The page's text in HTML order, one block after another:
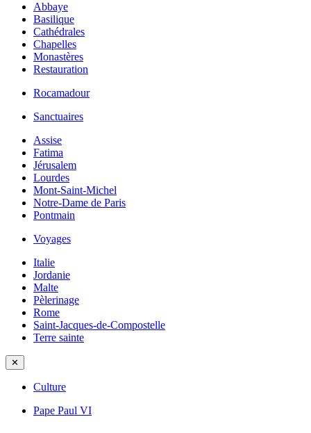
Abbaye
Basilique
Cathédrales
Chapelles
Monastères
Restauration
Rocamadour
Sanctuaires
Assise
Fatima
Jérusalem
Lourdes
Mont-Saint-Michel
Notre-Dame de Paris
Pontmain
Voyages
Italie
Jordanie
Malte
Pèlerinage
Rome
Saint-Jacques-de-Compostelle
Terre sainte
✕
Culture
Pape Paul VI